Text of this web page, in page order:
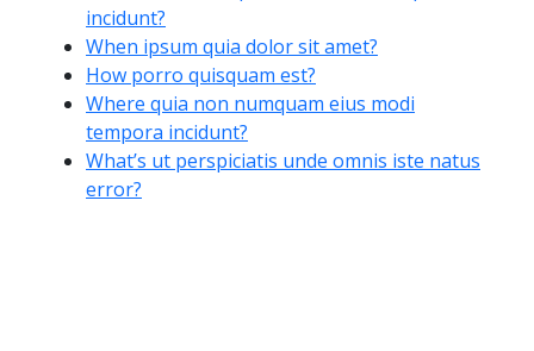
incidunt?
When ipsum quia dolor sit amet?
How porro quisquam est?
Where quia non numquam eius modi
tempora incidunt?
What’s ut perspiciatis unde omnis iste natus
error?